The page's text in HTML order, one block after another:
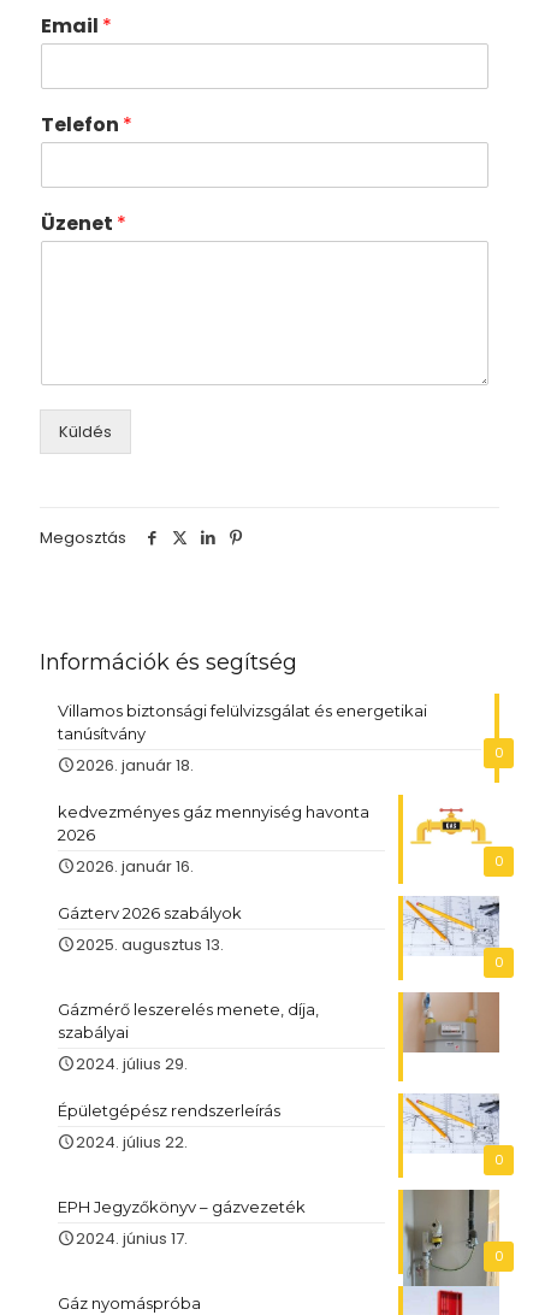
Email *
Telefon *
Üzenet *
Küldés
Megosztás
Információk és segítség
0
Villamos biztonsági felülvizsgálat és energetikai
tanúsítvány
2026. január 18.
0
kedvezményes gáz mennyiség havonta
2026
2026. január 16.
0
Gázterv 2026 szabályok
2025. augusztus 13.
Gázmérő leszerelés menete, díja,
szabályai
2024. július 29.
0
Épületgépész rendszerleírás
2024. július 22.
0
EPH Jegyzőkönyv – gázvezeték
2024. június 17.
Gáz nyomáspróba